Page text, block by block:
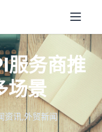
服务商推
场景
资讯,外贸新闻